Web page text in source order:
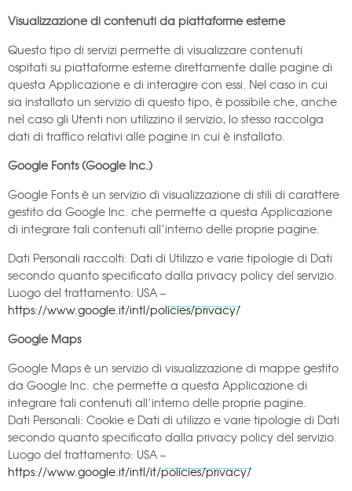
Visualizzazione di contenuti da piattaforme esterne
Questo tipo di servizi permette di visualizzare contenuti
ospitati su piattaforme esterne direttamente dalle pagine di
questa Applicazione e di interagire con essi. Nel caso in cui
sia installato un servizio di questo tipo, è possibile che, anche
nel caso gli Utenti non utilizzino il servizio, lo stesso raccolga
dati di traffico relativi alle pagine in cui è installato.
Google Fonts (Google Inc.)
Google Fonts è un servizio di visualizzazione di stili di carattere
gestito da Google Inc. che permette a questa Applicazione
di integrare tali contenuti all’interno delle proprie pagine.
Dati Personali raccolti: Dati di Utilizzo e varie tipologie di Dati
secondo quanto specificato dalla privacy policy del servizio.
Luogo del trattamento: USA –
https://www.google.it/intl/policies/privacy/
Google Maps
Google Maps è un servizio di visualizzazione di mappe gestito
da Google Inc. che permette a questa Applicazione di
integrare tali contenuti all’interno delle proprie pagine.
Dati Personali: Cookie e Dati di utilizzo e varie tipologie di Dati
secondo quanto specificato dalla privacy policy del servizio.
Luogo del trattamento: USA –
https://www.google.it/intl/it/policies/privacy/